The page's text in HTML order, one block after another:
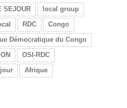
SEJOUR
local group
RDC
Congo
Démocratique du Congo
OSI-RDC
Afrique